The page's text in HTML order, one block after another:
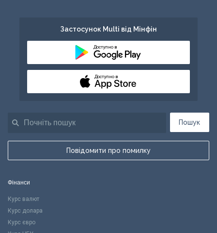
Пошук
Повідомити про помилку
Застосунок Multi від Мінфін
Доступно в
Доступно в
Фінанси
Курс валют
Курс долара
Курс євро